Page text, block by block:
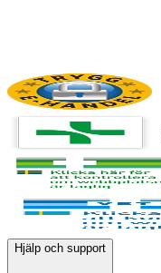
Hjälp och support